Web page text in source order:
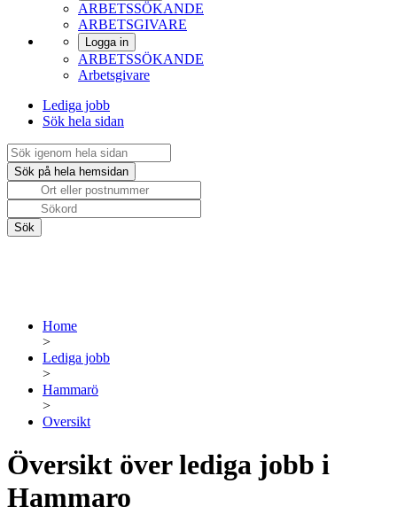
ARBETSSÖKANDE
ARBETSGIVARE
Logga in
ARBETSSÖKANDE
Arbetsgivare
Lediga jobb
Sök hela sidan
Home
>
Lediga jobb
>
Hammarö
>
Oversikt
Översikt över lediga jobb i
Hammaro